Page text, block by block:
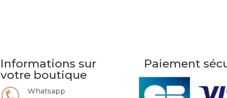
Informations sur
votre boutique
Whatsapp
Paiement